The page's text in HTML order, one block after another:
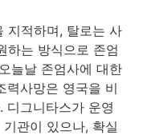
지적하며, 탈로는 사
하는 방식으로 존엄
늘날 존엄사에 대한
력사망은 영국을 비
디그니타스가 운영
관이 있으나, 확실